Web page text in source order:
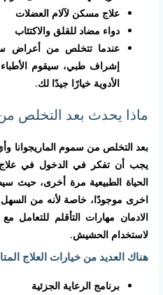
علاج مسكن لآلام العضلات
دواء مضاد للقلق والاكتئاب
عندما تتخلص من
إشراف طبي، سيقوم الأطباء
الأدوية خيارًا جيدًا لك.
ماذا يحدث بعد التخلص
بعد التخلص من سموم الماريجوانا
يجب أن تفكر في الدخول في
الحياة الطبيعية مرة أخرى، حيث
اخرى موجودًا، خاصة لأنه من
الادمان مهارات التأقلم للتعامل
لاستخدام الحشيش.
هناك العديد من خيارات العلاج
برنامج الرعاية الجزئية